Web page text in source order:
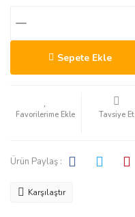
Sepete Ekle
Tavsiye Et
Ürün Paylaş :
Karşılaştır